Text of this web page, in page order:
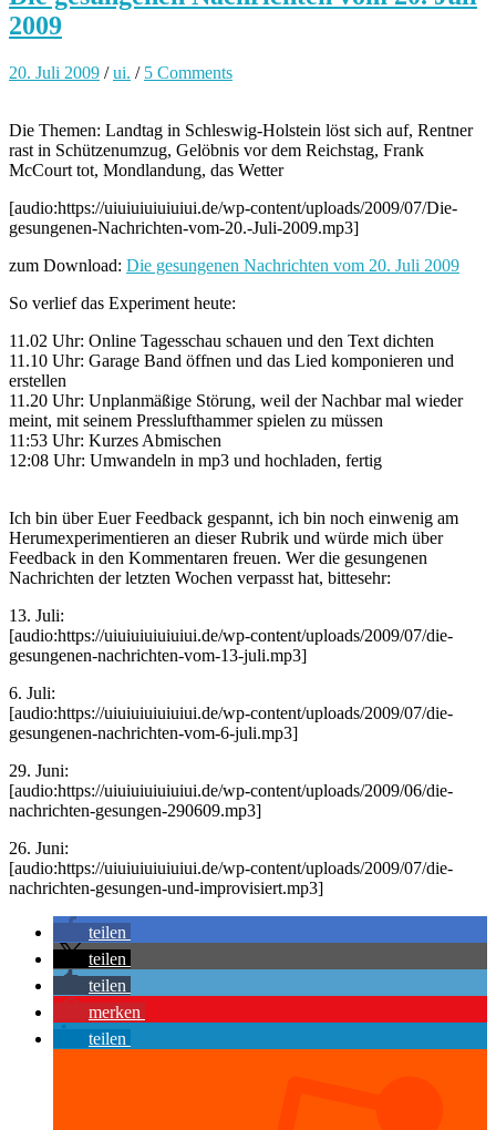
2009
20. Juli 2009 /ui. / 5 Comments
Die Themen: Landtag in Schleswig-Holstein löst sich auf, Rentner
rast in Schützenumzug, Gelöbnis vor dem Reichstag, Frank
McCourt tot, Mondlandung, das Wetter
[audio:https://uiuiuiuiuiuiui.de/wp-content/uploads/2009/07/Die-
gesungenen-Nachrichten-vom-20.-Juli-2009.mp3]
zum Download: Die gesungenen Nachrichten vom 20. Juli 2009
So verlief das Experiment heute:
11.02 Uhr: Online Tagesschau schauen und den Text dichten
11.10 Uhr: Garage Band öffnen und das Lied komponieren und
erstellen
11.20 Uhr: Unplanmäßige Störung, weil der Nachbar mal wieder
meint, mit seinem Presslufthammer spielen zu müssen
11:53 Uhr: Kurzes Abmischen
12:08 Uhr: Umwandeln in mp3 und hochladen, fertig
Ich bin über Euer Feedback gespannt, ich bin noch einwenig am
Herumexperimentieren an dieser Rubrik und würde mich über
Feedback in den Kommentaren freuen. Wer die gesungenen
Nachrichten der letzten Wochen verpasst hat, bittesehr:
13. Juli:
[audio:https://uiuiuiuiuiuiui.de/wp-content/uploads/2009/07/die-
gesungenen-nachrichten-vom-13-juli.mp3]
6. Juli:
[audio:https://uiuiuiuiuiuiui.de/wp-content/uploads/2009/07/die-
gesungenen-nachrichten-vom-6-juli.mp3]
29. Juni:
[audio:https://uiuiuiuiuiuiui.de/wp-content/uploads/2009/06/die-
nachrichten-gesungen-290609.mp3]
26. Juni:
[audio:https://uiuiuiuiuiuiui.de/wp-content/uploads/2009/07/die-
nachrichten-gesungen-und-improvisiert.mp3]
teilen
teilen
teilen
merken
teilen